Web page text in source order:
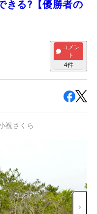
きる?【優勝者の
コメン
ト
4件
祝さくら